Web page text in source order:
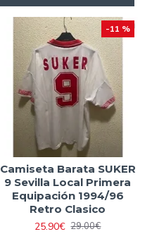
-11 %
Camiseta Barata SUKER
9 Sevilla Local Primera
Equipación 1994/96
Retro Clasico
25.90€ 29.00€